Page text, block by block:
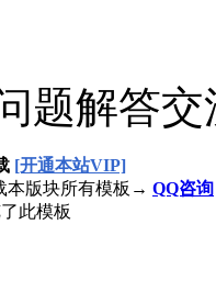
题解答交
[开通本站VIP]
本版块所有模板→ QQ咨询
此模板